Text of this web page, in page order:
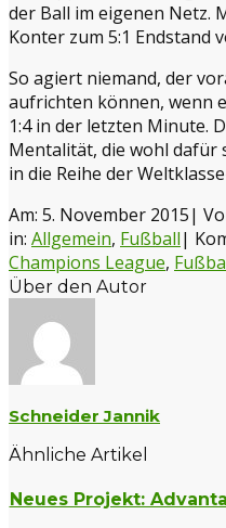
der Ball im eigenen Netz.
Konter zum 5:1 Endstand
So agiert niemand, der
aufrichten können, wenn
1:4 in der letzten Minute.
Mentalität, die wohl dafür
in die Reihe der
Am: 5. November 2015|
in: Allgemein, Fußball|
Champions League,
Über den Autor
Schneider Jannik
Ähnliche Artikel
Neues Projekt: